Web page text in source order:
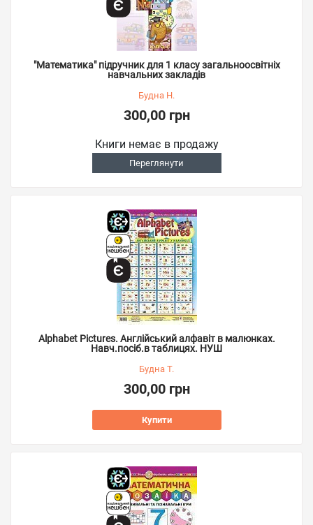
"Математика" підручник для 1 класу загальноосвітніх
навчальних закладів
Будна Н.
300,00 грн
Книги немає в продажу
Переглянути
Alphabet Pictures. Англійський алфавіт в малюнках.
Навч.посіб.в таблицях. НУШ
Будна Т.
300,00 грн
Купити